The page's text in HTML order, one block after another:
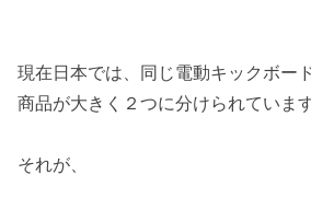
現在日本では、同じ電動キックボー
商品が大きく２つに分けられています
それが、